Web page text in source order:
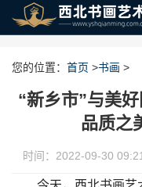
您的位置： 首页 >书画 >
“新乡市”与美
品质之
时间：2022-09-30